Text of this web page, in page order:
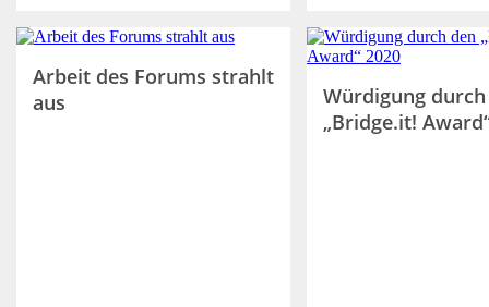
Arbeit des Forums strahlt
aus
Würdigung
„Bridge.it!